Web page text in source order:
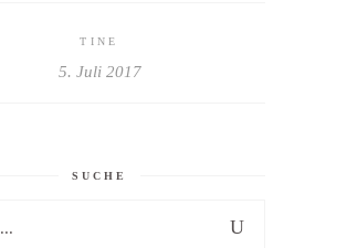
TINE
5. Juli 2017
SUCHE